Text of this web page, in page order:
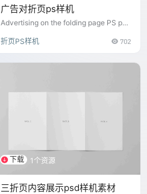
广告对折页ps样机
Advertising on the folding page PS pro
折页PS样机
702
下载 1个资源
三折页内容展示psd样机素材